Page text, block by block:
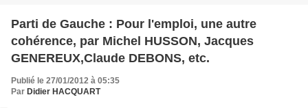
Parti de Gauche : Pour l'emploi, une autre
cohérence, par Michel HUSSON, Jacques
GENEREUX,Claude DEBONS, etc.
Publié le 27/01/2012 à 05:35
Par Didier HACQUART